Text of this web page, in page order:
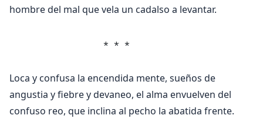
hombre del mal que vela un cadalso a levantar.
                * * *
Loca y confusa la encendida mente, sueños de
angustia y fiebre y devaneo, el alma envuelven del
confuso reo, que inclina al pecho la abatida frente.